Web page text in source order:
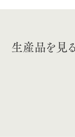
生産品を見る